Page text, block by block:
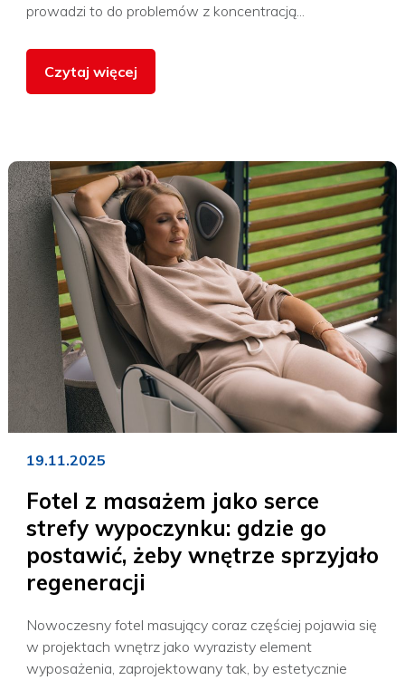
prowadzi to do problemów z koncentracją...
Czytaj więcej
19.11.2025
Fotel z masażem jako serce
strefy wypoczynku: gdzie go
postawić, żeby wnętrze sprzyjało
regeneracji
Nowoczesny fotel masujący coraz częściej pojawia się
w projektach wnętrz jako wyrazisty element
wyposażenia, zaprojektowany tak, by estetycznie